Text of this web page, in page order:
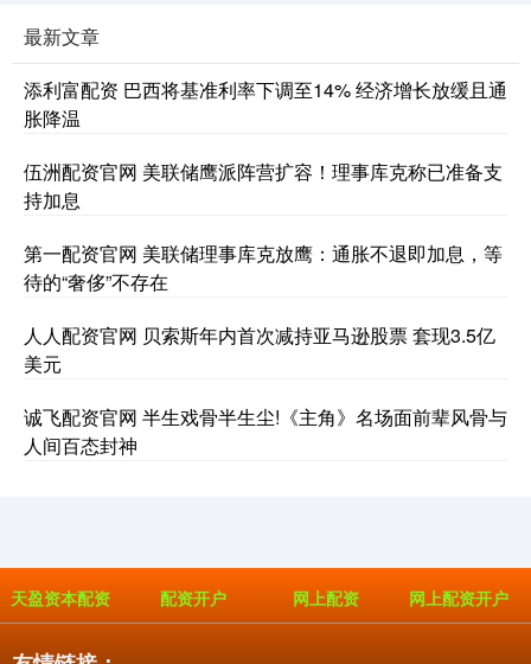
最新文章
添利富配资 巴西将基准利率下调至14% 经济增长放缓且通
胀降温
伍洲配资官网 美联储鹰派阵营扩容！理事库克称已准备支
持加息
第一配资官网 美联储理事库克放鹰：通胀不退即加息，等
待的“奢侈”不存在
人人配资官网 贝索斯年内首次减持亚马逊股票 套现3.5亿
美元
诚飞配资官网 半生戏骨半生尘!《主角》名场面前辈风骨与
人间百态封神
天盈资本配资 配资开户 网上配资 网上配资开户